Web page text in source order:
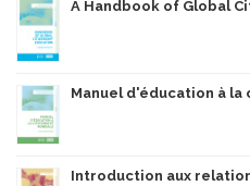
A Handbook of Global
Manuel d'éducation à
Introduction aux